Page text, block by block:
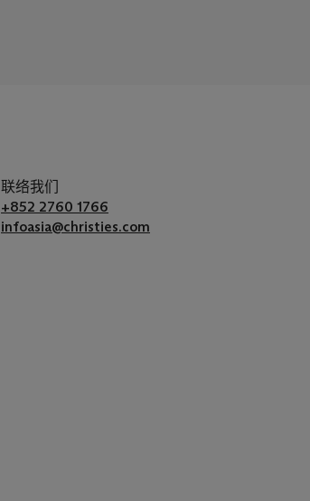
联络我们
+852 2760 1766
infoasia@christies.com